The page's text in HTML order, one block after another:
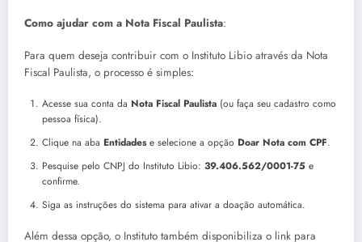
Como ajudar com a Nota Fiscal Paulista:
Para quem deseja contribuir com o Instituto Libio através da Nota
Fiscal Paulista, o processo é simples:
Acesse sua conta da Nota Fiscal Paulista (ou faça seu cadastro como
pessoa física).
Clique na aba Entidadese selecione a opção Doar Nota com CPF.
Pesquise pelo CNPJ do Instituto Libio: 39.406.562/0001-75 e
confirme.
Siga as instruções do sistema para ativar a doação automática.
Além dessa opção, o Instituto também disponibiliza o link para